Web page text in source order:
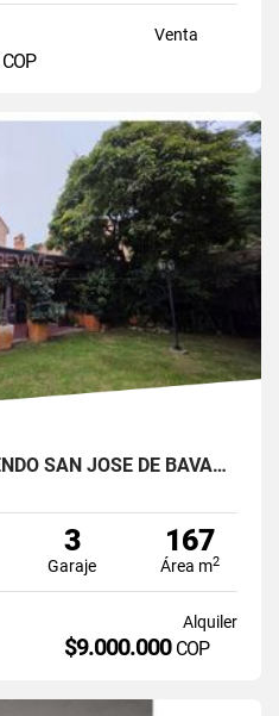
Venta
COP
CASA EN VENTA - ARRIENDO SAN JOSÉ DE BAVARIA
3
Garaje
167
Área m2
Alquiler
$9.000.000 COP